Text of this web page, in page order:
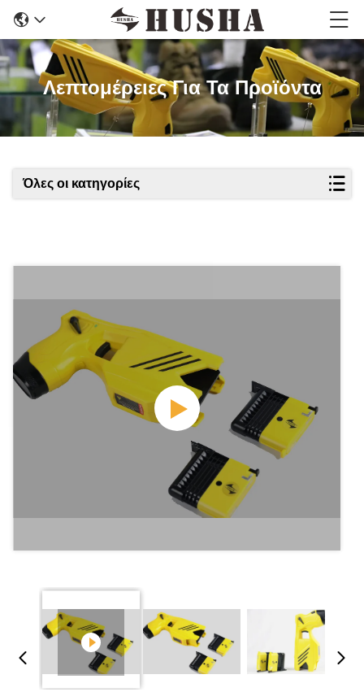
Λεπτομέρειες Για Τα Προϊόντα
Όλες οι κατηγορίες